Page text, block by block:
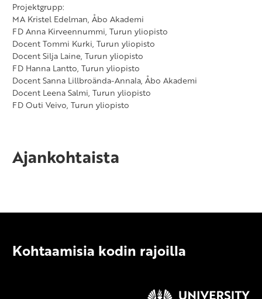
Projektgrupp:
MA Kristel Edelman, Åbo Akademi
FD Anna Kirveennummi, Turun yliopisto
Docent Tommi Kurki, Turun yliopisto
Docent Silja Laine, Turun yliopisto
FD Hanna Lantto, Turun yliopisto
Docent Sanna Lillbroända-Annala, Åbo Akademi
Docent Leena Salmi, Turun yliopisto
FD Outi Veivo, Turun yliopisto
Ajankohtaista
Kohtaamisia kodin rajoilla